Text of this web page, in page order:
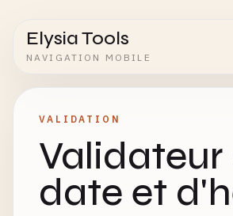
Elysia Tools
NAVIGATION MOBILE
VALIDATION
Validateur
date et